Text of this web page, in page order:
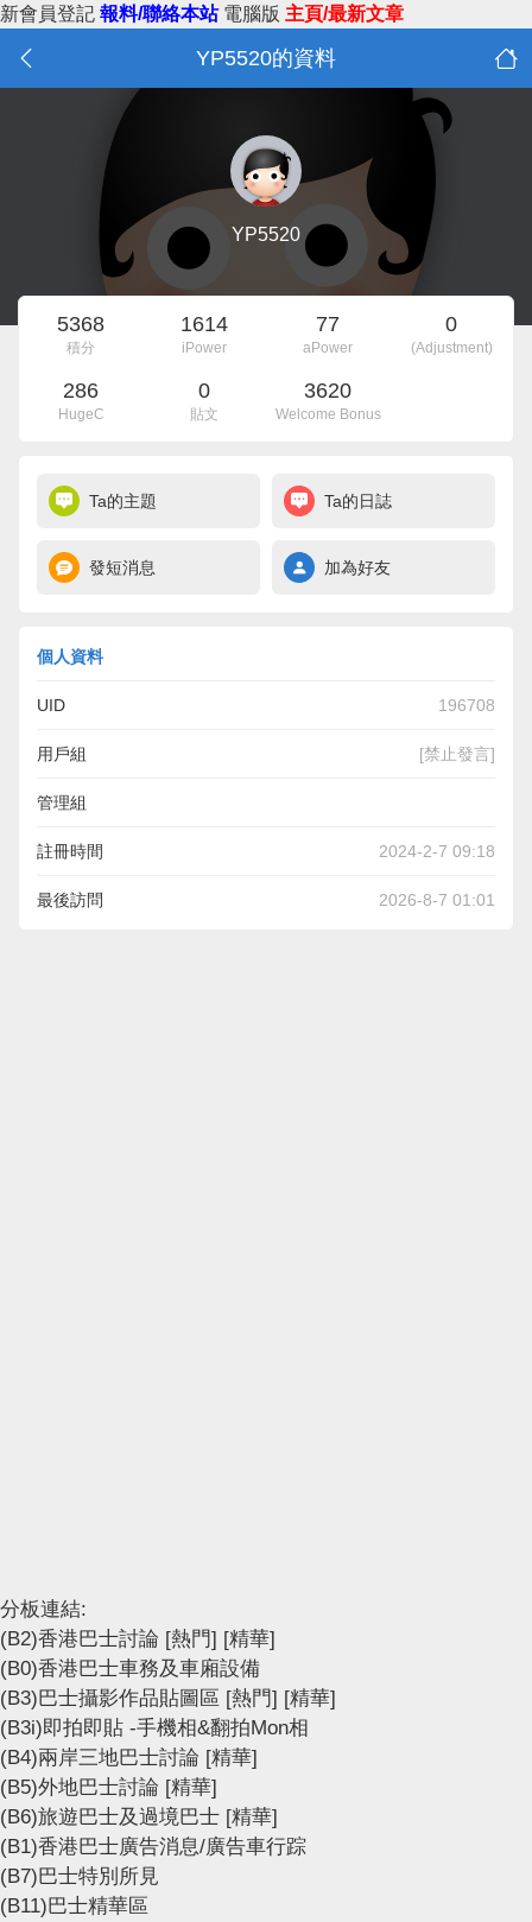
新會員登記 報料/聯絡本站 電腦版 主頁/最新文章
YP5520的資料
YP5520
5368
積分
1614
iPower
77
aPower
0
(Adjustment)
286
HugeC
0
貼文
3620
Welcome Bonus
Ta的主題 Ta的日誌
發短消息 加為好友
個人資料
UID 196708
用戶組 [禁止發言]
管理組
註冊時間 2024-2-7 09:18
最後訪問 2026-8-7 01:01
分板連結:
(B2)香港巴士討論 [熱門] [精華]
(B0)香港巴士車務及車廂設備
(B3)巴士攝影作品貼圖區 [熱門] [精華]
(B3i)即拍即貼 -手機相&翻拍Mon相
(B4)兩岸三地巴士討論 [精華]
(B5)外地巴士討論 [精華]
(B6)旅遊巴士及過境巴士 [精華]
(B1)香港巴士廣告消息/廣告車行踪
(B7)巴士特別所見
(B11)巴士精華區